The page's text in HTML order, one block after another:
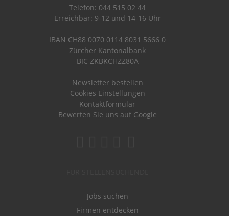
Telefon: 044 515 02 44
Erreichbar: 9-12 und 14-16 Uhr
IBAN CH88 0070 0114 8031 5666 0
Zürcher Kantonalbank
BIC ZKBKCHZZ80A
Newsletter bestellen
Cookies Einstellungen
Kontaktformular
Bewerten Sie uns auf Google
Jobs suchen
Firmen entdecken